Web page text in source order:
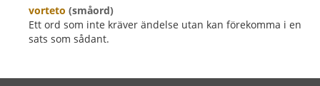
vorteto (småord)
Ett ord som inte kräver ändelse utan kan förekomma i en
sats som sådant.